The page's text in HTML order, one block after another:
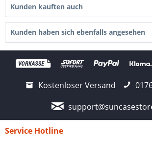
Kunden kauften auch
Kunden haben sich ebenfalls angesehen
Kostenloser Versand
Service Hotline